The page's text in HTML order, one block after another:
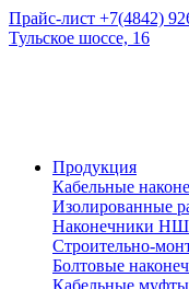
Прайс-лист +7(4842)
Тульское шоссе, 16
Продукция
Кабельные
Изолированные
Наконечники
Строительно-
Болтовые
Кабельные муфты